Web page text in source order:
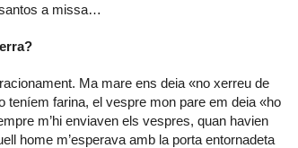
a missa…
Ma mare ens deia «no xerreu de
teníem farina, el vespre mon pare em deia «ho
m’hi enviaven els vespres, quan havien
home m’esperava amb la porta entornadeta